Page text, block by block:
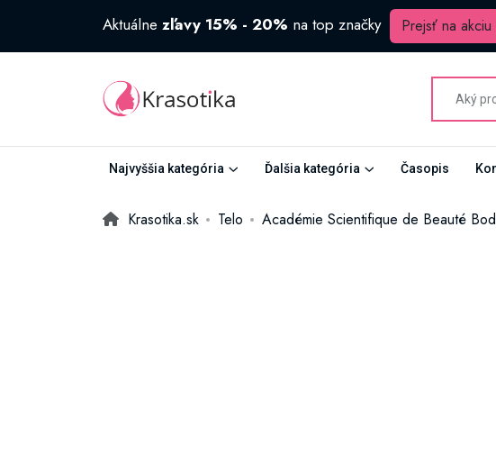
Aktuálne zľavy 15% - 20% na top značky Prejsť na akciu
Najvyššia kategória Ďalšia kategória Časopis
Krasotika.sk Telo Académie Scientifique de Beauté